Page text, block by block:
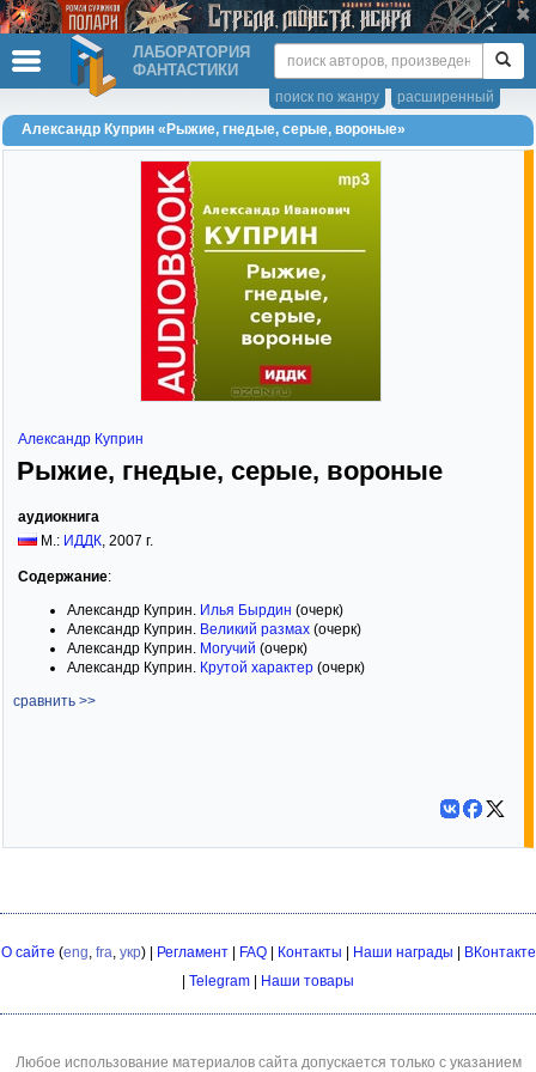
ЛАБОРАТОРИЯ
ФАНТАСТИКИ
расширенный
поиск по жанру
Александр Куприн «Рыжие, гнедые, серые, вороные»
Александр Куприн
Рыжие, гнедые, серые, вороные
аудиокнига
М.: ИДДК, 2007 г.
Содержание:
Александр Куприн. Илья Бырдин (очерк)
Александр Куприн. Великий размах (очерк)
Александр Куприн. Могучий (очерк)
Александр Куприн. Крутой характер (очерк)
сравнить >>
О сайте (eng, fra, укр) | Регламент| FAQ| Контакты Наши награды
ВКонтакте
Telegram Наши товары
Любое использование материалов сайта допускается только с указанием